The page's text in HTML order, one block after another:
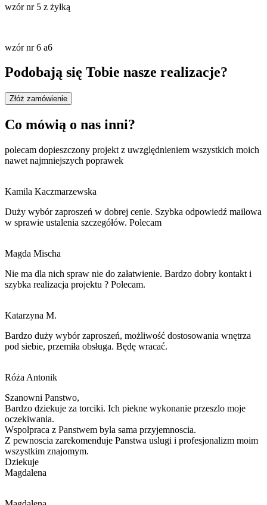
wzór nr 5 z żyłką
wzór nr 6 a6
Podobają się Tobie nasze realizacje?
Złóż zamówienie
Co mówią o nas inni?
polecam dopieszczony projekt z uwzględnieniem wszystkich moich
nawet najmniejszych poprawek
Kamila Kaczmarzewska
Duży wybór zaproszeń w dobrej cenie. Szybka odpowiedź mailowa
w sprawie ustalenia szczegółów. Polecam
Magda Mischa
Nie ma dla nich spraw nie do załatwienie. Bardzo dobry kontakt i
szybka realizacja projektu ? Polecam.
Katarzyna M.
Bardzo duży wybór zaproszeń, możliwość dostosowania wnętrza
pod siebie, przemiła obsługa. Będę wracać.
Róża Antonik
Szanowni Panstwo,
Bardzo dziekuje za torciki. Ich piekne wykonanie przeszlo moje
oczekiwania.
Wspolpraca z Panstwem byla sama przyjemnoscia.
Z pewnoscia zarekomenduje Panstwa uslugi i profesjonalizm moim
wszystkim znajomym.
Dziekuje
Magdalena